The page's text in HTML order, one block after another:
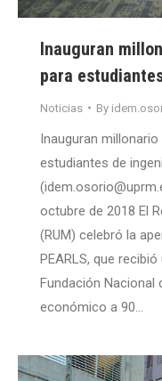
Inauguran
para
Noticias By
Inauguran
estudiantes de
octubre de 2018 El
(RUM) celebró la
PEARLS, que
Fundación Nacional
económico a 90…